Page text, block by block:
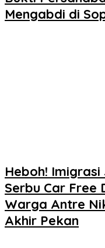
Mengabdi di
Heboh! Imigrasi
Serbu Car Free
Warga Antre
Akhir Pekan